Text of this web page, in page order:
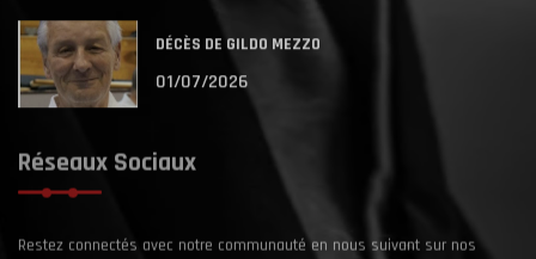
DÉCÈS DE GILDO MEZZO
01/07/2026
Réseaux Sociaux
Restez connectés avec notre communauté en nous suivant sur nos